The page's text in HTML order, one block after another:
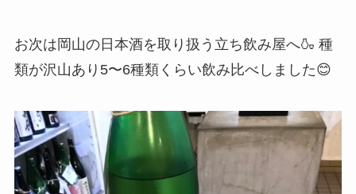
お次は岡山の日本酒を取り扱う立ち飲み屋へ🍶 種
類が沢山あり5〜6種類くらい飲み比べしました😊